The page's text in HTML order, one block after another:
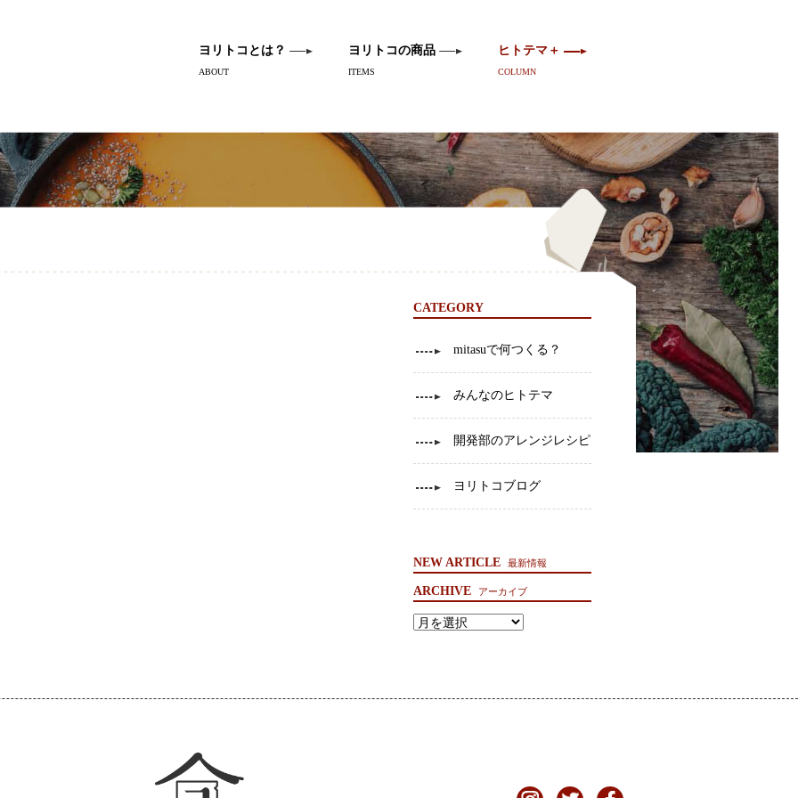
ヨリトコとは？
ABOUT
ヨリトコの商品
ITEMS
ヒトテマ＋
COLUMN
CATEGORY
mitasuで何つくる？
みんなのヒトテマ
開発部のアレンジレシピ
ヨリトコブログ
NEW ARTICLE 最新情報
ARCHIVE アーカイブ